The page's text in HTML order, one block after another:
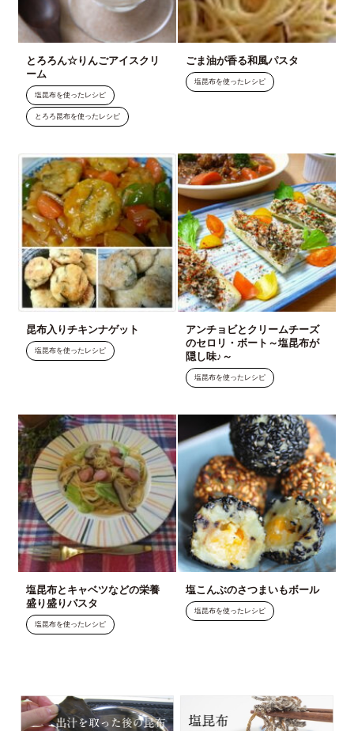
とろろん☆りんごアイスクリ
ーム
塩昆布を使ったレシピ
とろろ昆布を使ったレシピ
ごま油が香る和風パスタ
塩昆布を使ったレシピ
昆布入りチキンナゲット
塩昆布を使ったレシピ
アンチョビとクリームチーズ
のセロリ・ボート～塩昆布が
隠し味♪～
塩昆布を使ったレシピ
塩昆布とキャベツなどの栄養
盛り盛りパスタ
塩昆布を使ったレシピ
塩こんぶのさつまいもボール
塩昆布を使ったレシピ